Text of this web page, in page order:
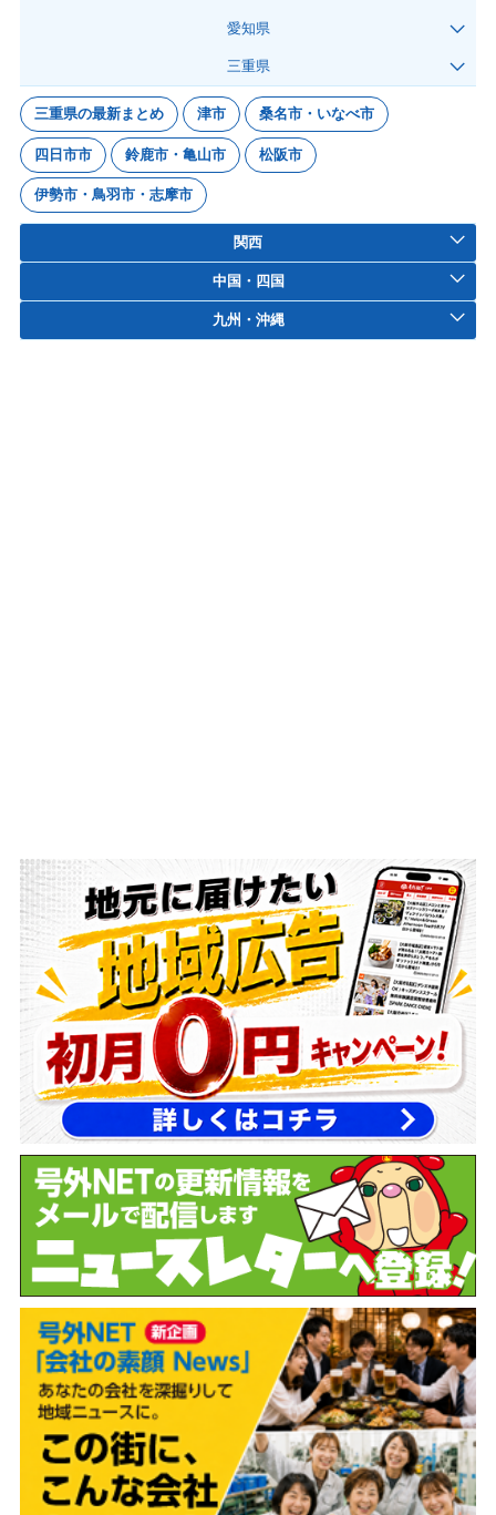
愛知県
三重県
三重県の最新まとめ 津市 桑名市・いなべ市
四日市市 鈴鹿市・亀山市 松阪市
伊勢市・鳥羽市・志摩市
関西
中国・四国
九州・沖縄